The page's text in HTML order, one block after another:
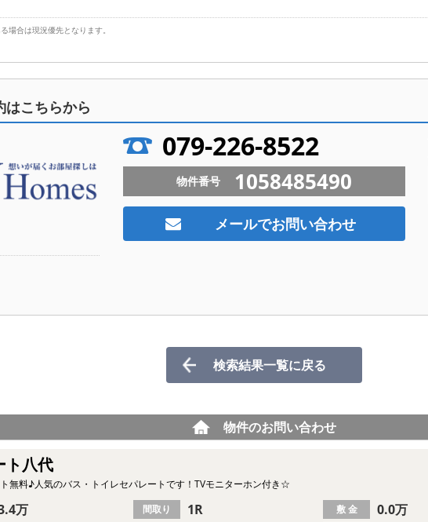
場合は現況優先となります。
はこちらから
079-226-8522
物件番号 1058485490
メールでお問い合わせ
検索結果一覧に戻る
物件のお問い合わせ
ト八代
無料♪人気のバス・トイレセパレートです！TVモニターホン付き☆
万 間取り 1R 敷 金 0.0万